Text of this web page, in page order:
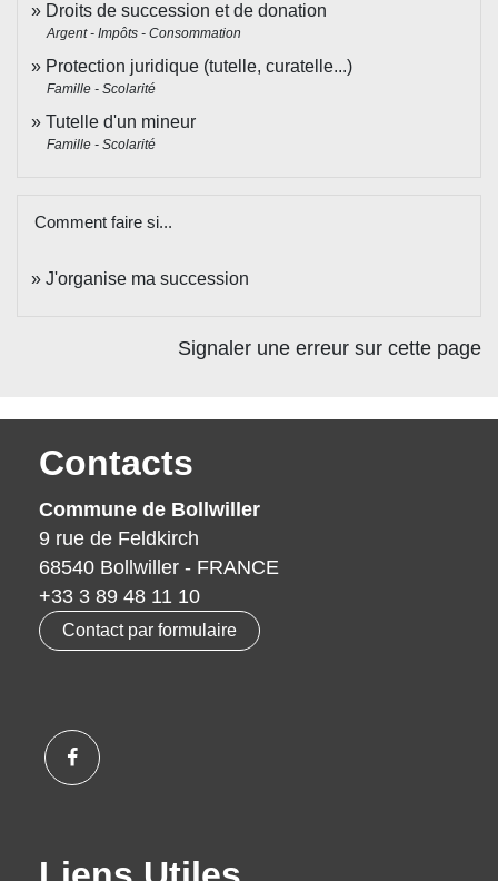
Droits de succession et de donation
Argent - Impôts - Consommation
Protection juridique (tutelle, curatelle...)
Famille - Scolarité
Tutelle d'un mineur
Famille - Scolarité
Comment faire si...
J'organise ma succession
Signaler une erreur sur cette page
Contacts
Commune de Bollwiller
9 rue de Feldkirch
68540 Bollwiller - FRANCE
+33 3 89 48 11 10
Contact par formulaire